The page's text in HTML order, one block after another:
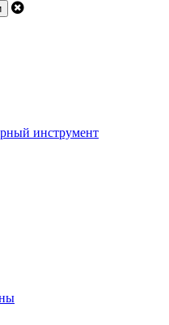
инструмент